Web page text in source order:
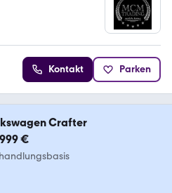
Kontakt Parken
Crafter
€